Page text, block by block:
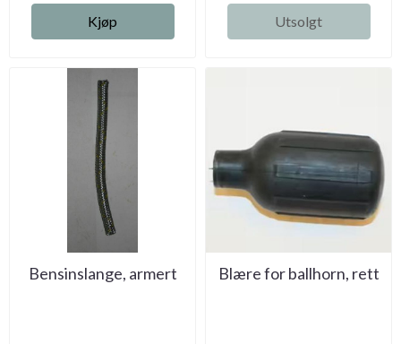
Kjøp Utsolgt
Bensinslange, armert Blære for ballhorn, rett